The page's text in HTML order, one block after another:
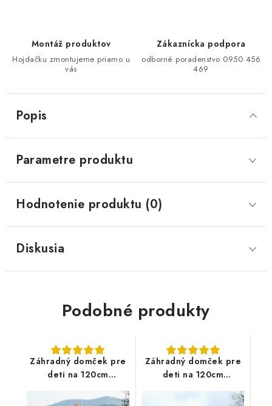
Montáž produktov
Hojdačku zmontujeme priamo u
vás
Zákaznícka podpora
odborné poradenstvo 0950 456
469
Popis
Parametre produktu
Hodnotenie produktu (0)
Diskusia
Podobné produkty
Záhradný domček pre
deti na 120cm
Záhradný domček pre
deti na 120cm
platforme Vanda3